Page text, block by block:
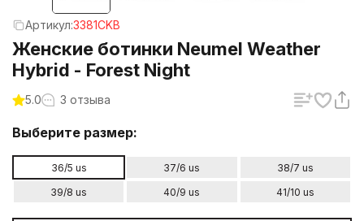
Артикул:3381CKB
Женские ботинки Neumel Weather
Hybrid - Forest Night
5.0 3 отзыва
Выберите размер:
36/5 us 37/6 us
38/7 us
39/8 us
40/9 us 41/10 us